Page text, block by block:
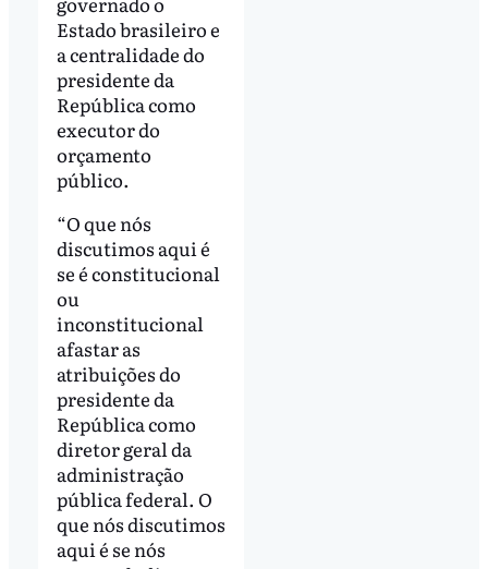
Estado brasileiro e
a centralidade do
presidente da
República como
executor do
orçamento
público.
“O que nós
discutimos aqui é
se é constitucional
ou
inconstitucional
afastar as
atribuições do
presidente da
República como
diretor geral da
administração
pública federal. O
que nós discutimos
aqui é se nós